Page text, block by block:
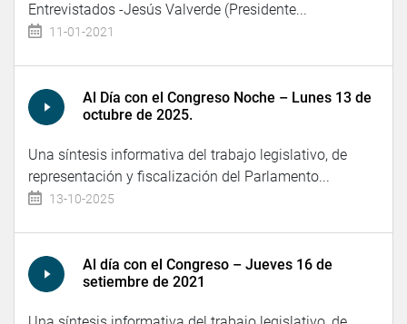
Entrevistados -Jesús Valverde (Presidente...
11-01-2021
Al Día con el Congreso Noche – Lunes 13 de
octubre de 2025.
Una síntesis informativa del trabajo legislativo, de
representación y fiscalización del Parlamento...
13-10-2025
Al día con el Congreso – Jueves 16 de
setiembre de 2021